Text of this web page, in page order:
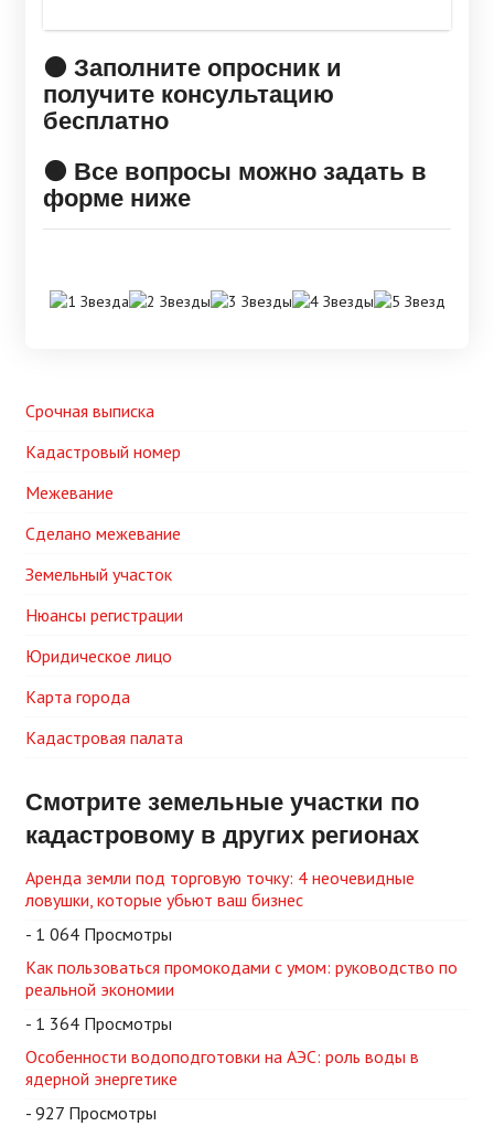
🟠 Заполните опросник и
получите консультацию
бесплатно
🟠 Все вопросы можно задать в
форме ниже
Срочная выписка
Кадастровый номер
Межевание
Сделано межевание
Земельный участок
Нюансы регистрации
Юридическое лицо
Карта города
Кадастровая палата
Смотрите земельные участки по
кадастровому в других регионах
Аренда земли под торговую точку: 4 неочевидные
ловушки, которые убьют ваш бизнес
- 1 064 Просмотры
Как пользоваться промокодами с умом: руководство по
реальной экономии
- 1 364 Просмотры
Особенности водоподготовки на АЭС: роль воды в
ядерной энергетике
- 927 Просмотры